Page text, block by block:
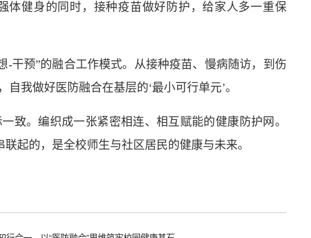
体健身的同时，接种疫苗做好防护，给家人多一重保
预”的融合工作模式。从接种疫苗、慢病随访，到伤
自我做好医防融合在基层的‘最小可行单元’。
一致。编织成一张紧密相连、相互赋能的健康防护网。
联起的，是全校师生与社区居民的健康与未来。